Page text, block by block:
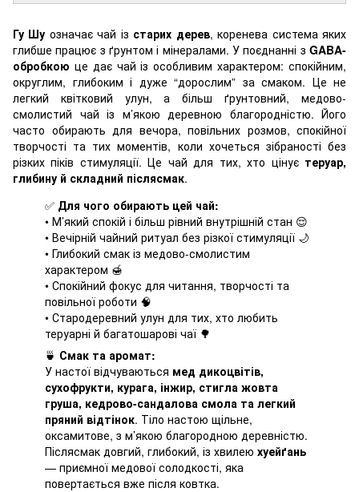
Гу Шу означає чай із старих дерев, коренева система яких
глибше працює з ґрунтом і мінералами. У поєднанні з GABA-
обробкою це дає чай із особливим характером: спокійним,
округлим, глибоким і дуже “дорослим” за смаком. Це не
легкий квітковий улун, а більш ґрунтовний, медово-
смолистий чай із м’якою деревною благородністю. Його
часто обирають для вечора, повільних розмов, спокійної
творчості та тих моментів, коли хочеться зібраності без
різких піків стимуляції. Це чай для тих, хто цінує теруар,
глибину й складний післясмак.
✅ Для чого обирають цей чай:
• М’який спокій і більш рівний внутрішній стан 😌
• Вечірній чайний ритуал без різкої стимуляції 🌙
• Глибокий смак із медово-смолистим
характером 🍯
• Спокійний фокус для читання, творчості та
повільної роботи 🧠
• Стародеревний улун для тих, хто любить
теруарні й багатошарові чаї 🌳
🍵 Смак та аромат:
У настої відчуваються мед дикоцвітів,
сухофрукти, курага, інжир, стигла жовта
груша, кедрово-сандалова смола та легкий
пряний відтінок. Тіло настою щільне,
оксамитове, з м’якою благородною деревністю.
Післясмак довгий, глибокий, із хвилею хуейґань
— приємної медової солодкості, яка
повертається вже після ковтка.